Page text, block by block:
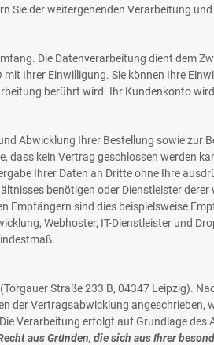
Sie der weitergehenden Verarbeitung
Die Datenverarbeitung dient dem
Ihrer Einwilligung. Sie können Ihre
berührt wird. Ihr Kundenkonto
Abwicklung Ihrer Bestellung sowie zur
dass kein Vertrag geschlossen werden
Ihrer Daten an Dritte ohne Ihre
benötigen oder Dienstleister derer
Empfängern sind dies beispielsweise
Webhoster, IT-Dienstleister und
Straße 233 B, 04347 Leipzig).
der Vertragsabwicklung angeschrieben,
Verarbeitung erfolgt auf Grundlage des
aus Gründen, die sich aus Ihrer